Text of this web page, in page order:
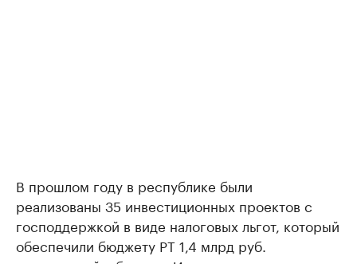
В прошлом году в республике были
реализованы 35 инвестиционных проектов с
господдержкой в виде налоговых льгот, который
обеспечили бюджету РТ 1,4 млрд руб.